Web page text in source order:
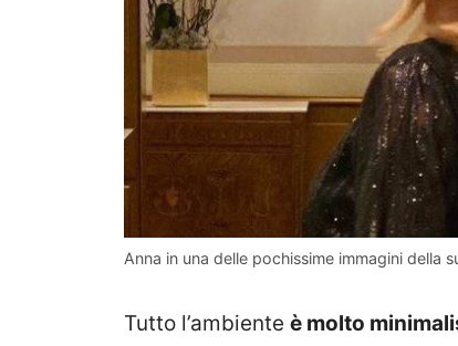
Anna in una delle pochissime immagini della
Tutto l’ambiente è molto